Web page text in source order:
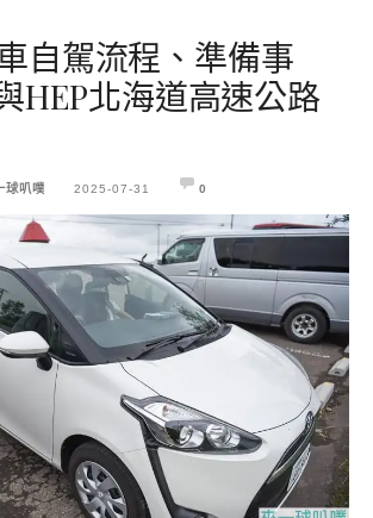
自駕流程、準備事
HEP北海道高速公路
球叭噗 2025-07-31 0